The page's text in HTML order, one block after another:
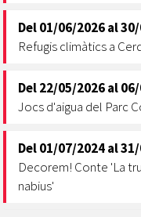
Del01/06/2026al
Refugis climàtics a
Del22/05/2026al
Jocs d'aigua del Parc
Del01/07/2024al
Decorem! Conte 'La
nabius'